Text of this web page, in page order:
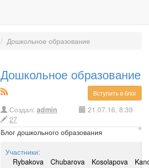
Дошкольное образование
Дошкольное образование
Вступить в блог
Создал: admin
21.07.16, 8:39
27
Блог дошкольного образования
Участники:
Rybakova
Chubarova Kosolapova